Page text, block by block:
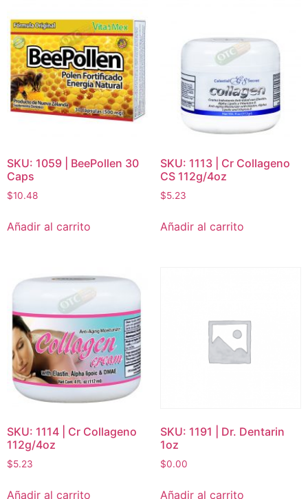
SKU: 1059 | BeePollen 30
Caps
$10.48
Añadir al carrito
SKU: 1113 | Cr Collageno
CS 112g/4oz
$5.23
Añadir al carrito
SKU: 1114 | Cr Collageno
112g/4oz
$5.23
Añadir al carrito
SKU: 1191 | Dr. Dentarin
1oz
$0.00
Añadir al carrito